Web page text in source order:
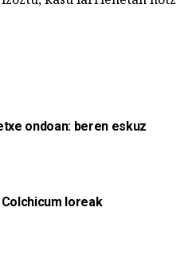
ondoan: beren eskuz
loreak